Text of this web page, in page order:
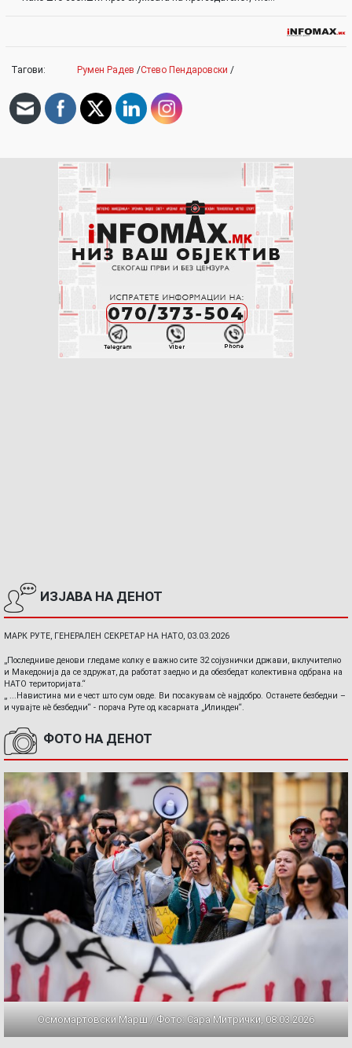
Тагови: Румен Радев /Стево Пендаровски /
ИЗЈАВА НА ДЕНОТ
МАРК РУТЕ, ГЕНЕРАЛЕН СЕКРЕТАР НА НАТО, 03.03.2026
„Последниве денови гледаме колку е важно сите 32 сојузнички држави, вклучително
и Македонија да се здружат, да работат заедно и да обезбедат колективна одбрана на
НАТО територијата.“
„ ...Навистина ми е чест што сум овде. Ви посакувам сè најдобро. Останете безбедни –
и чувајте нè безбедни“ - порача Руте од касарната „Илинден“.
ФОТО НА ДЕНОТ
Осмомартовски Марш / Фото: Сара Митрички, 08.03.2026